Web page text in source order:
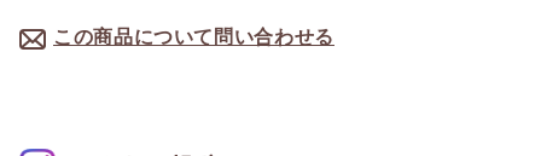
この商品について問い合わせる